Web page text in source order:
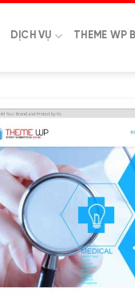
DỊCH VỤ THEME WP